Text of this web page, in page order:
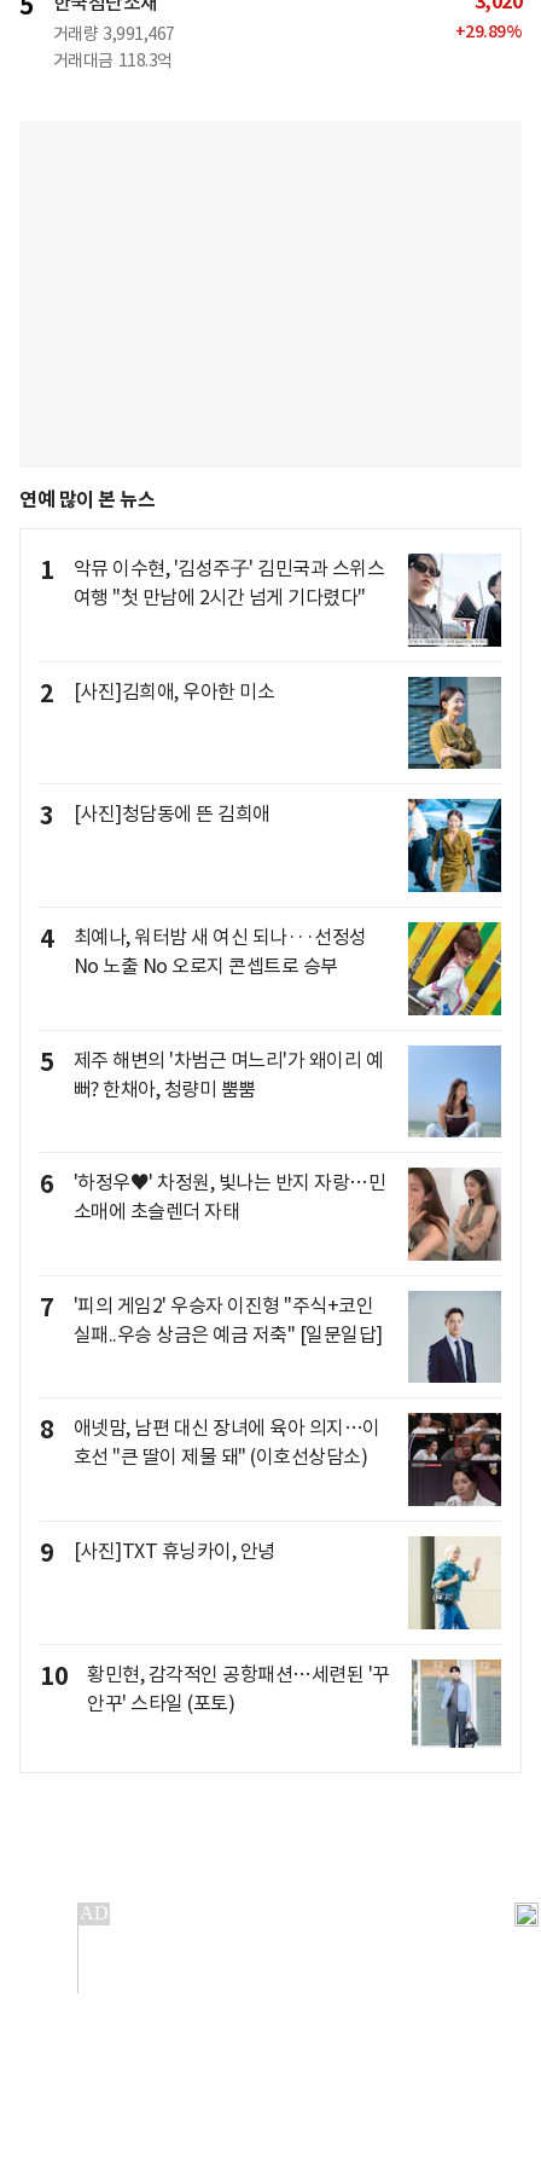
거래량 3,991,467
거래대금 118.3억
+29.89%
연예 많이 본 뉴스
1
악뮤 이수현, '김성주子' 김민국과 스위스
여행 "첫 만남에 2시간 넘게 기다렸다"
2 [사진]김희애, 우아한 미소
3 [사진]청담동에 뜬 김희애
4
최예나, 워터밤 새 여신 되나···선정성
No 노출 No 오로지 콘셉트로 승부
5
제주 해변의 '차범근 며느리'가 왜이리 예
뻐? 한채아, 청량미 뿜뿜
6
'하정우♥' 차정원, 빛나는 반지 자랑…민
소매에 초슬렌더 자태
7
'피의 게임2' 우승자 이진형 "주식+코인
실패..우승 상금은 예금 저축" [일문일답]
8
애넷맘, 남편 대신 장녀에 육아 의지…이
호선 "큰 딸이 제물 돼" (이호선상담소)
9 [사진]TXT 휴닝카이, 안녕
10
황민현, 감각적인 공항패션…세련된 '꾸
안꾸' 스타일 (포토)